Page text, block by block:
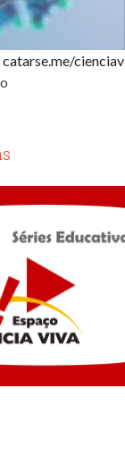
catarse.me/